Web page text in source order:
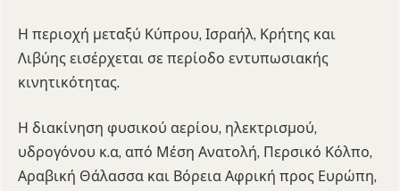
Η περιοχή μεταξύ Κύπρου, Ισραήλ, Κρήτης και
Λιβύης εισέρχεται σε περίοδο εντυπωσιακής
κινητικότητας.
Η διακίνηση φυσικού αερίου, ηλεκτρισμού,
υδρογόνου κ.α, από Μέση Ανατολή, Περσικό Κόλπο,
Αραβική Θάλασσα και Βόρεια Αφρική προς Ευρώπη,